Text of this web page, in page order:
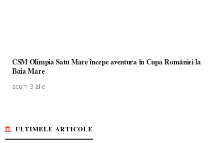
CSM Olimpia Satu Mare începe aventura în Cupa României la
Baia Mare
acum 3 zile
ULTIMELE ARTICOLE